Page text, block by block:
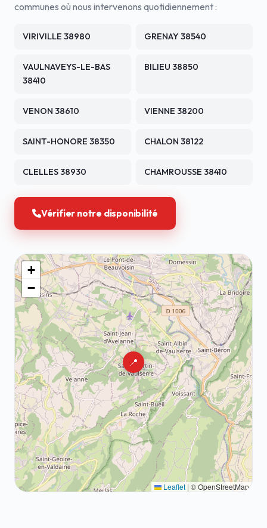
communes où nous intervenons quotidiennement :
VIRIVILLE 38980 GRENAY 38540
VAULNAVEYS-LE-BAS
38410
BILIEU 38850
VENON 38610 VIENNE 38200
SAINT-HONORE 38350 CHALON 38122
CLELLES 38930 CHAMROUSSE 38410
Vérifier notre disponibilité
📍
+
−
Leaflet | © OpenStreetMap